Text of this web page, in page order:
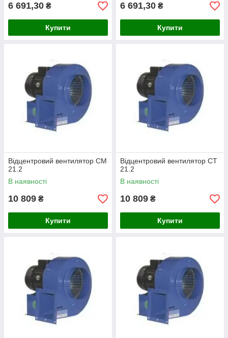
6 691,30 ₴
Купити
6 691,30 ₴
Купити
Відцентровий вентилятор СМ
21.2
В наявності
10 809 ₴
Купити
Відцентровий вентилятор CT
21.2
В наявності
10 809 ₴
Купити